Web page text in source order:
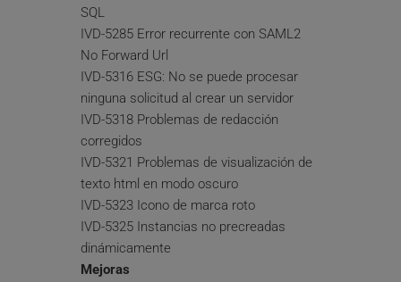
SQL
IVD-5285 Error recurrente con SAML2
No Forward Url
IVD-5316 ESG: No se puede procesar
ninguna solicitud al crear un servidor
IVD-5318 Problemas de redacción
corregidos
IVD-5321 Problemas de visualización de
texto html en modo oscuro
IVD-5323 Icono de marca roto
IVD-5325 Instancias no precreadas
dinámicamente
Mejoras